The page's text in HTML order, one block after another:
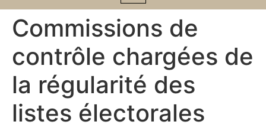
Commissions de
contrôle chargées de
la régularité des
listes électorales